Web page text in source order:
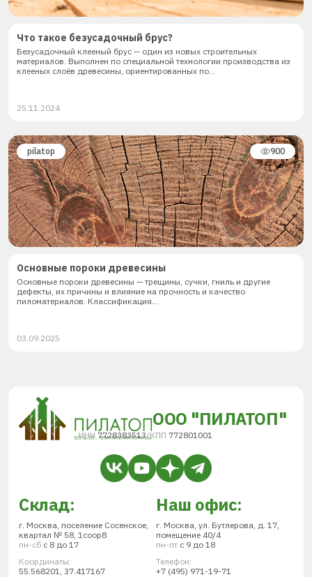
Что такое безусадочный брус?
Безусадочный клееный брус — один из новых строительных
материалов. Выполнен по специальной технологии производства из
клееных слоёв древесины, ориентированных по...
25.11.2024
pilatop 900
Основные пороки древесины
Основные пороки древесины — трещины, сучки, гниль и другие
дефекты, их причины и влияние на прочность и качество
пиломатериалов. Классификация...
03.09.2025
ООО "ПИЛАТОП"
ИНН 7728383513/КПП 772801001
Склад:
г. Москва, поселение Сосенское,
квартал № 58, 1соор8
пн-сб с 8 до 17
Координаты:
55.568201, 37.417167
Наш офис:
г. Москва, ул. Бутлерова, д. 17,
помещение 40/4
пн-пт с 9 до 18
Телефон:
+7 (495) 971-19-71